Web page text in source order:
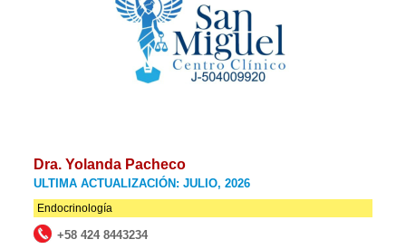
Dra. Yolanda Pacheco
ULTIMA ACTUALIZACIÓN: JULIO, 2026
Endocrinología
+58 424 8443234